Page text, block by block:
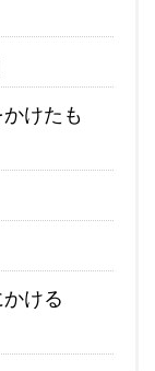
けたも
ける